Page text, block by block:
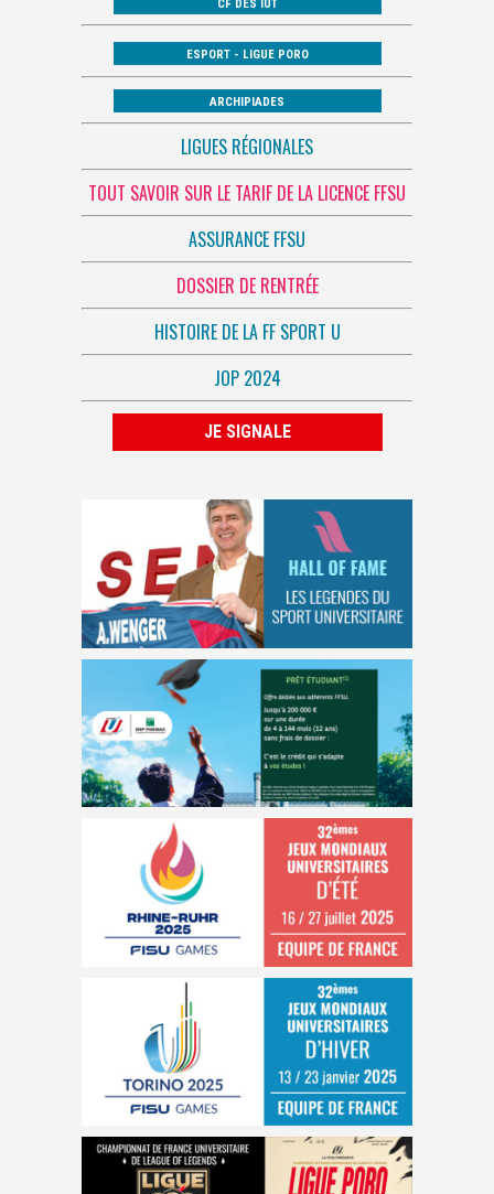
CF DES IUT
ESPORT - LIGUE PORO
ARCHIPIADES
LIGUES RÉGIONALES
TOUT SAVOIR SUR LE TARIF DE LA LICENCE FFSU
ASSURANCE FFSU
DOSSIER DE RENTRÉE
HISTOIRE DE LA FF SPORT U
JOP 2024
JE SIGNALE